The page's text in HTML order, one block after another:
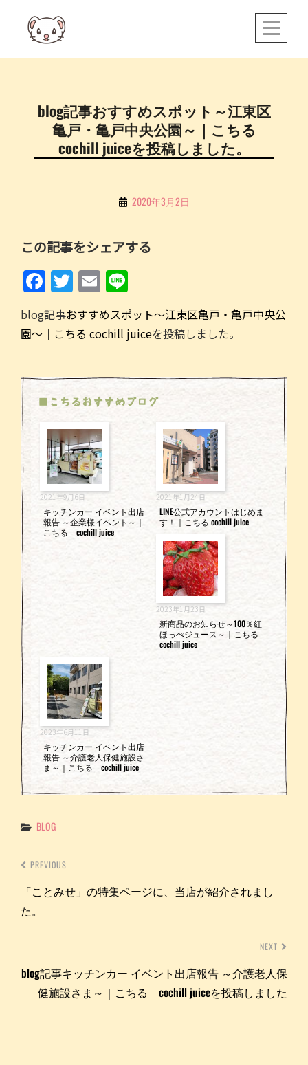
content
blog記事おすすめスポット～江東区
亀戸・亀戸中央公園～｜こちる
cochill juiceを投稿しました。
By
る
2020年3月2日
この記事をシェアする
F
a
c
e
b
o
o
k
T
w
itt
er
E
m
ai
l
n
e
blog記事おすすめスポット～江東区亀戸・亀戸中央公
園～｜こちる cochill juiceを投稿しました。
■こちるおすすめブログ
2021年9月6日
キッチンカー イベント出店
報告 ～企業様イベント～｜
こちる cochill juice
2021年1月24日
LINE公式アカウントはじめま
す！｜こちる cochill juice
2023年1月23日
新商品のお知らせ～100％紅
ほっぺジュース～｜こちる
cochill juice
2023年6月11日
キッチンカー イベント出店
報告 ～介護老人保健施設さ
ま～｜こちる cochill juice
Categories
BLOG
投
稿
ビ
ョ
ン
PREVIOUS
「ことみせ」の特集ページに、当店が紹介されまし
た。
NEXT
blog記事キッチンカー イベント出店報告 ～介護老人保
健施設さま～｜こちる cochill juiceを投稿しました